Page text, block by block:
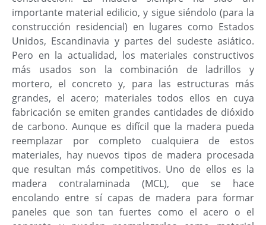
importante material edilicio, y sigue siéndolo (para la
construcción residencial) en lugares como Estados
Unidos, Escandinavia y partes del sudeste asiático.
Pero en la actualidad, los materiales constructivos
más usados son la combinación de ladrillos y
mortero, el concreto y, para las estructuras más
grandes, el acero; materiales todos ellos en cuya
fabricación se emiten grandes cantidades de dióxido
de carbono. Aunque es difícil que la madera pueda
reemplazar por completo cualquiera de estos
materiales, hay nuevos tipos de madera procesada
que resultan más competitivos. Uno de ellos es la
madera contralaminada (MCL), que se hace
encolando entre sí capas de madera para formar
paneles que son tan fuertes como el acero o el